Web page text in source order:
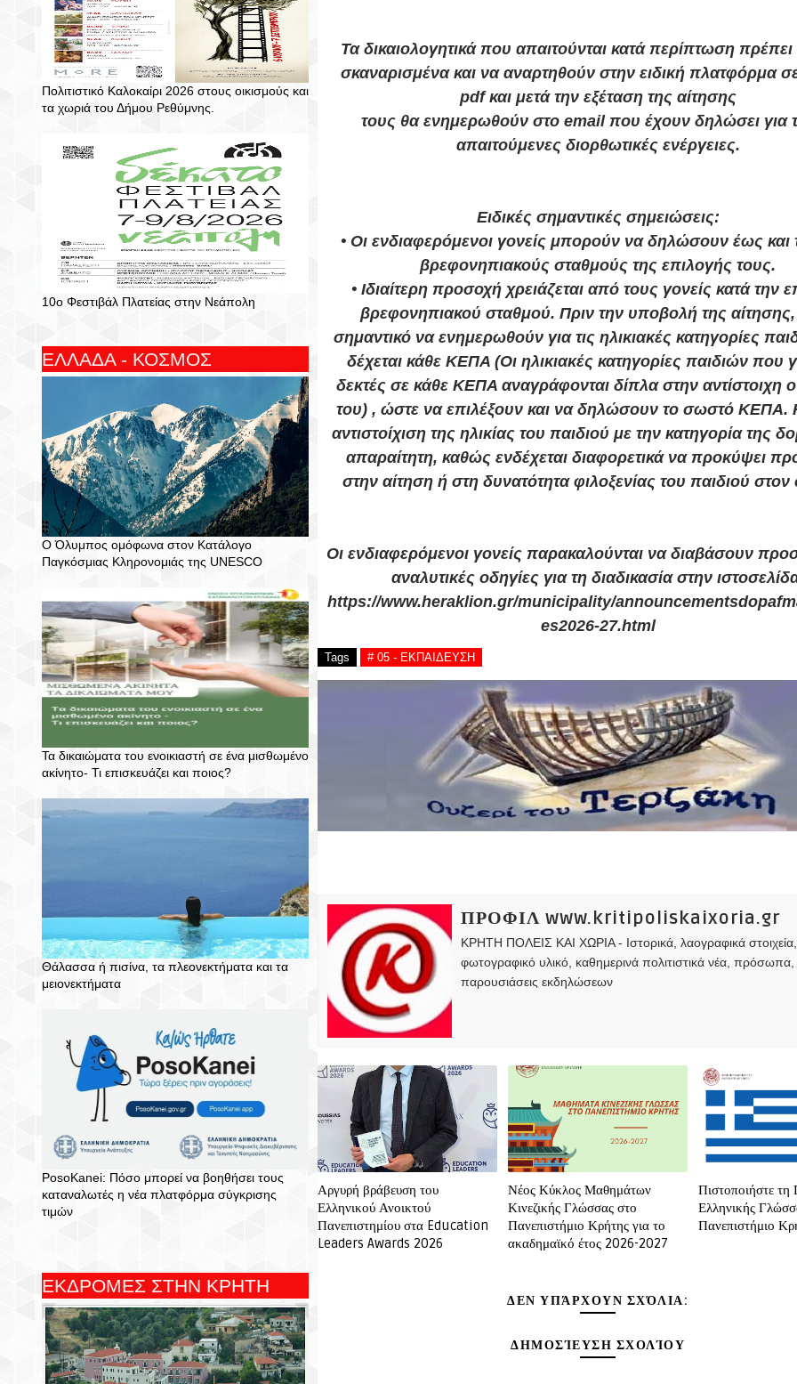
Πολιτιστικό Καλοκαίρι 2026 στους οικισμούς και
τα χωριά του Δήμου Ρεθύμνης.
10ο Φεστιβάλ Πλατείας στην Νεάπολη
ΕΛΛΑΔΑ - ΚΟΣΜΟΣ
Ο Όλυμπος ομόφωνα στον Κατάλογο
Παγκόσμιας Κληρονομιάς της UNESCO
Τα δικαιώματα του ενοικιαστή σε ένα μισθωμένο
ακίνητο- Τι επισκευάζει και ποιος?
Θάλασσα ή πισίνα, τα πλεονεκτήματα και τα
μειονεκτήματα
PosoKanei: Πόσο μπορεί να βοηθήσει τους
καταναλωτές η νέα πλατφόρμα σύγκρισης
τιμών
ΕΚΔΡΟΜΕΣ ΣΤΗΝ ΚΡΗΤΗ
Τα δικαιολογητικά που απαιτούνται κατά περίπτωση πρέπει
σκαναρισμένα και να αναρτηθούν στην ειδική πλατφόρμα
pdf και μετά την εξέταση της αίτησης
τους θα ενημερωθούν στο email που έχουν δηλώσει για
απαιτούμενες διορθωτικές ενέργειες.
Ειδικές σημαντικές σημειώσεις:
• Οι ενδιαφερόμενοι γονείς μπορούν να δηλώσουν έως και
βρεφονηπιακούς σταθμούς της επιλογής τους.
• Ιδιαίτερη προσοχή χρειάζεται από τους γονείς κατά την
βρεφονηπιακού σταθμού. Πριν την υποβολή της αίτησης,
σημαντικό να ενημερωθούν για τις ηλικιακές κατηγορίες
δέχεται κάθε ΚΕΠΑ (Οι ηλικιακές κατηγορίες παιδιών που
δεκτές σε κάθε ΚΕΠΑ αναγράφονται δίπλα στην αντίστοιχη
του) , ώστε να επιλέξουν και να δηλώσουν το σωστό
αντιστοίχιση της ηλικίας του παιδιού με την κατηγορία της
απαραίτητη, καθώς ενδέχεται διαφορετικά να προκύψει
στην αίτηση ή στη δυνατότητα φιλοξενίας του παιδιού στον
Οι ενδιαφερόμενοι γονείς παρακαλούνται να διαβάσουν
αναλυτικές οδηγίες για τη διαδικασία στην
https://www.heraklion.gr/municipality/
es2026-27.html
Tags # 05 - ΕΚΠΑΙΔΕΥΣΗ
ΠΡΟΦΙΛ www.kritipoliskaixoria.gr
ΚΡΗΤΗ ΠΟΛΕΙΣ ΚΑΙ ΧΩΡΙΑ - Ιστορικά, λαογραφικά
φωτογραφικό υλικό, καθημερινά πολιτιστικά νέα, πρόσωπα,
παρουσιάσεις εκδηλώσεων
Αργυρή βράβευση του
Ελληνικού Ανοικτού
Πανεπιστημίου στα Education
Leaders Awards 2026
Νέος Κύκλος Μαθημάτων
Κινεζικής Γλώσσας στο
Πανεπιστήμιο Κρήτης για το
ακαδημαϊκό έτος 2026-2027
Πιστοποιήστε
Ελληνικής
Πανεπιστήμιο
ΔΕΝ ΥΠΆΡΧΟΥΝ ΣΧΌΛΙΑ:
ΔΗΜΟΣΊΕΥΣΗ ΣΧΟΛΊΟΥ